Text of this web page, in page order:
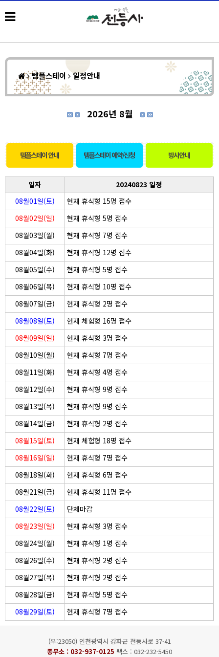
템플스테이 일정안내
2026년 8월
템플스테이 안내 템플스테이 예약/신청 방사안내
일자
20240823 일정
08월01일(토)
현재 휴식형 15명 접수
08월02일(일)
현재 휴식형 5명 접수
08월03일(월)
현재 휴식형 7명 접수
08월04일(화)
현재 휴식형 12명 접수
08월05일(수)
현재 휴식형 5명 접수
08월06일(목)
현재 휴식형 10명 접수
08월07일(금)
현재 휴식형 2명 접수
08월08일(토)
현재 체험형 16명 접수
08월09일(일)
현재 휴식형 3명 접수
08월10일(월)
현재 휴식형 7명 접수
08월11일(화)
현재 휴식형 4명 접수
08월12일(수)
현재 휴식형 9명 접수
08월13일(목)
현재 휴식형 9명 접수
08월14일(금)
현재 휴식형 2명 접수
08월15일(토)
현재 체험형 18명 접수
08월16일(일)
현재 휴식형 7명 접수
08월18일(화)
현재 휴식형 6명 접수
08월21일(금)
현재 휴식형 11명 접수
08월22일(토)
단체마감
08월23일(일)
현재 휴식형 3명 접수
08월24일(월)
현재 휴식형 1명 접수
08월26일(수)
현재 휴식형 2명 접수
08월27일(목)
현재 휴식형 2명 접수
08월28일(금)
현재 휴식형 5명 접수
08월29일(토)
현재 휴식형 7명 접수
(우:23050) 인천광역시 강화군 전등사로 37-41
종무소 : 032-937-0125 팩스 : 032-232-5450